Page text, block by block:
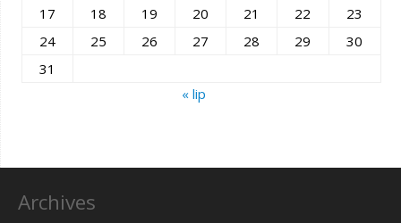
17
18 19 20 21 22
23
24
25 26 27 28 29
30
31
« lip
Archives